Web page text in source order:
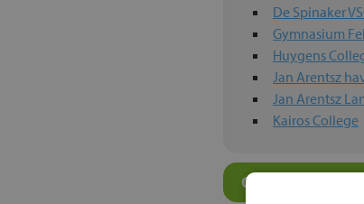
De Spinaker
Gymnasium
Huygens
Jan Arentsz
Jan Arentsz
Kairos College
Overige vwo-